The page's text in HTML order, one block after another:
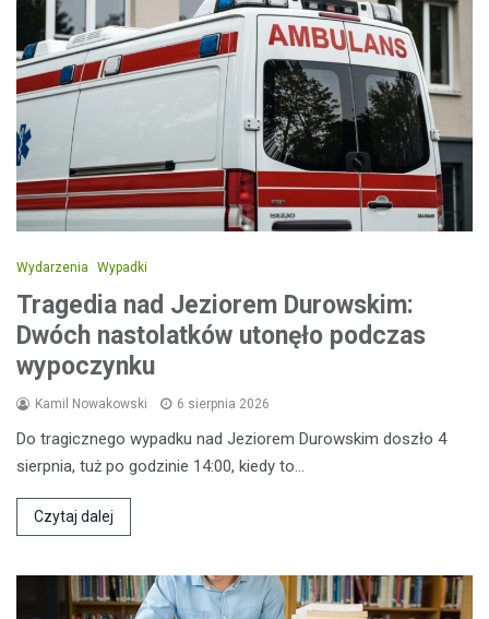
Wydarzenia Wypadki
Tragedia nad Jeziorem Durowskim:
Dwóch nastolatków utonęło podczas
wypoczynku
Kamil Nowakowski 6 sierpnia 2026
Do tragicznego wypadku nad Jeziorem Durowskim doszło 4
sierpnia, tuż po godzinie 14:00, kiedy to…
Czytaj dalej